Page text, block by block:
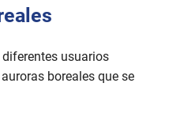
usuarios
boreales que se